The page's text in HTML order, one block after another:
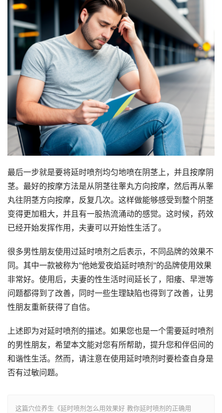
最后一步就是要将延时喷剂均匀地喷在阴茎上，并且按摩阴
茎。最好的按摩方法是从阴茎往睾丸方向按摩，然后再从睾
丸往阴茎方向按摩，反复几次。这样做能够感受到整个阴茎
变得更加粗大，并且有一股热流涌动的感觉。这时候，药效
已经开始发挥作用，夫妻可以开始性生活了。
很多男性朋友使用过延时喷剂之后表示，不同品牌的效果不
同。其中一款被称为"他她爱夜焰延时喷剂"的品牌使用效果
非常好。使用后，夫妻的性生活时间延长了，阳痿、早泄等
问题都得到了改善，同时一些生理缺陷也得到了改善，让男
性朋友重新获得了自信。
上述即为对延时喷剂的描述。如果您也是一个需要延时喷剂
的男性朋友，希望本文能对您有所帮助，提升您和伴侣间的
和谐性生活。然而，请注意在使用延时喷剂时要检查自身是
否有过敏问题。
这篇穴位养生《延时喷剂怎么用效果好 教你延时喷剂的正确用